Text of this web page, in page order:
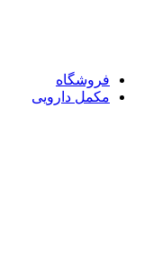
فروشگاه
مکمل دارویی